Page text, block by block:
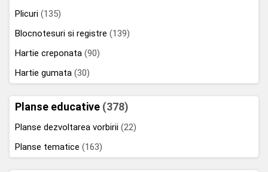
Plicuri (135)
Blocnotesuri si registre (139)
Hartie creponata (90)
Hartie gumata (30)
Planse educative (378)
Planse dezvoltarea vorbirii (22)
Planse tematice (163)